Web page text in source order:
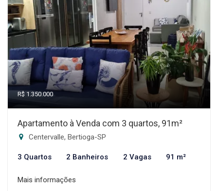
R$ 1.350.000
Apartamento à Venda com 3 quartos, 91m²
Centervalle, Bertioga-SP
3 Quartos 2 Banheiros 2 Vagas 91 m²
Mais informações